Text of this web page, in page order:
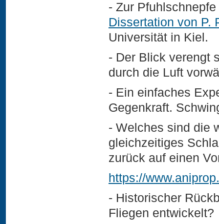
- Zur
Dissertation von P.
Universität in Kiel.
- Der Blick verengt
durch die Luft
- Ein einfaches
Gegenkraft.
- Welches sind die
gleichzeitiges
zurück auf einen
https://
- Historischer
Fliegen entwickelt?